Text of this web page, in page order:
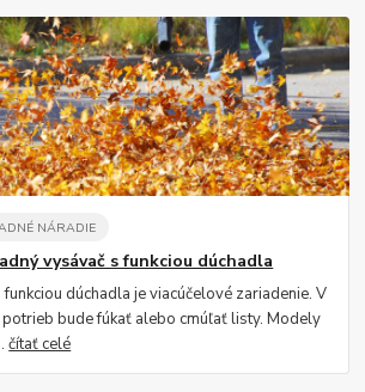
NÁRADIE
vysávač s funkciou dúchadla
dúchadla je viacúčelové zariadenie. V
bude fúkať alebo cmúľať listy. Modely
čítať celé